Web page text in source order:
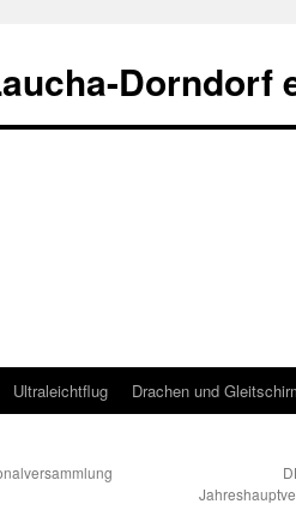
Dorndorf
Ultraleichtflug Drachen und